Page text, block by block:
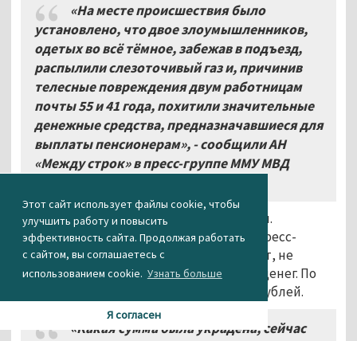
Этот сайт использует файлы cookie, чтобы
улучшить работу и повысить
эффективность сайта. Продолжая работать
с сайтом, вы соглашаетесь с
использованием cookie. Узнать больше
Я согласен
«На месте происшествия было
установлено, что двое злоумышленников,
одетых во всё тёмное, забежав в подъезд,
распылили слезоточивый газ и, причинив
телесные повреждения двум работницам
почты 55 и 41 года, похитили значительные
денежные средства, предназначавшиеся для
выплаты пенсионерам», - сообщили АН
«Между строк» в пресс-группе ММУ МВД
Известно, что обе женщины пострадали.
Подробнее о их состоянии здоровья в пресс-
службе «Почты России» не рассказывают, не
называют и точную сумму украденных денег. По
данным tagilka.ru, речь идёт о 700 тыс. рублей.
«Какая сумма была украдена, сейчас